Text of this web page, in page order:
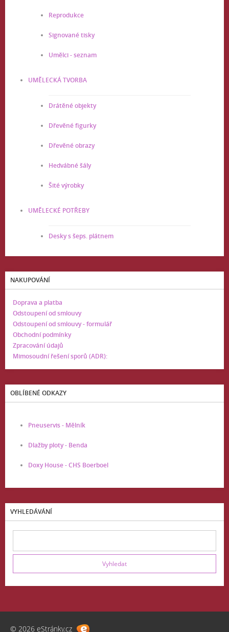
Reprodukce
Signované tisky
Umělci - seznam
UMĚLECKÁ TVORBA
Drátěné objekty
Dřevěné figurky
Dřevěné obrazy
Hedvábné šály
Šité výrobky
UMĚLECKÉ POTŘEBY
Desky s šeps. plátnem
NAKUPOVÁNÍ
Doprava a platba
Odstoupení od smlouvy
Odstoupení od smlouvy - formulář
Obchodní podmínky
Zpracování údajů
Mimosoudní řešení sporů (ADR):
OBLÍBENÉ ODKAZY
Pneuservis - Mělník
Dlažby ploty - Benda
Doxy House - CHS Boerboel
VYHLEDÁVÁNÍ
© 2026 eStránky.cz